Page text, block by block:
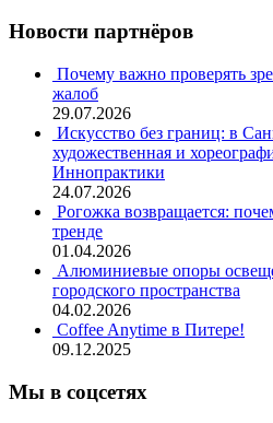
Новости партнёров
Почему важно проверять
жалоб
29.07.2026
Искусство без границ: в
художественная и
Иннопрактики
24.07.2026
Рогожка возвращается:
тренде
01.04.2026
Алюминиевые опоры
городского пространства
04.02.2026
Coffee Anytime в Питере!
09.12.2025
Мы в соцсетях